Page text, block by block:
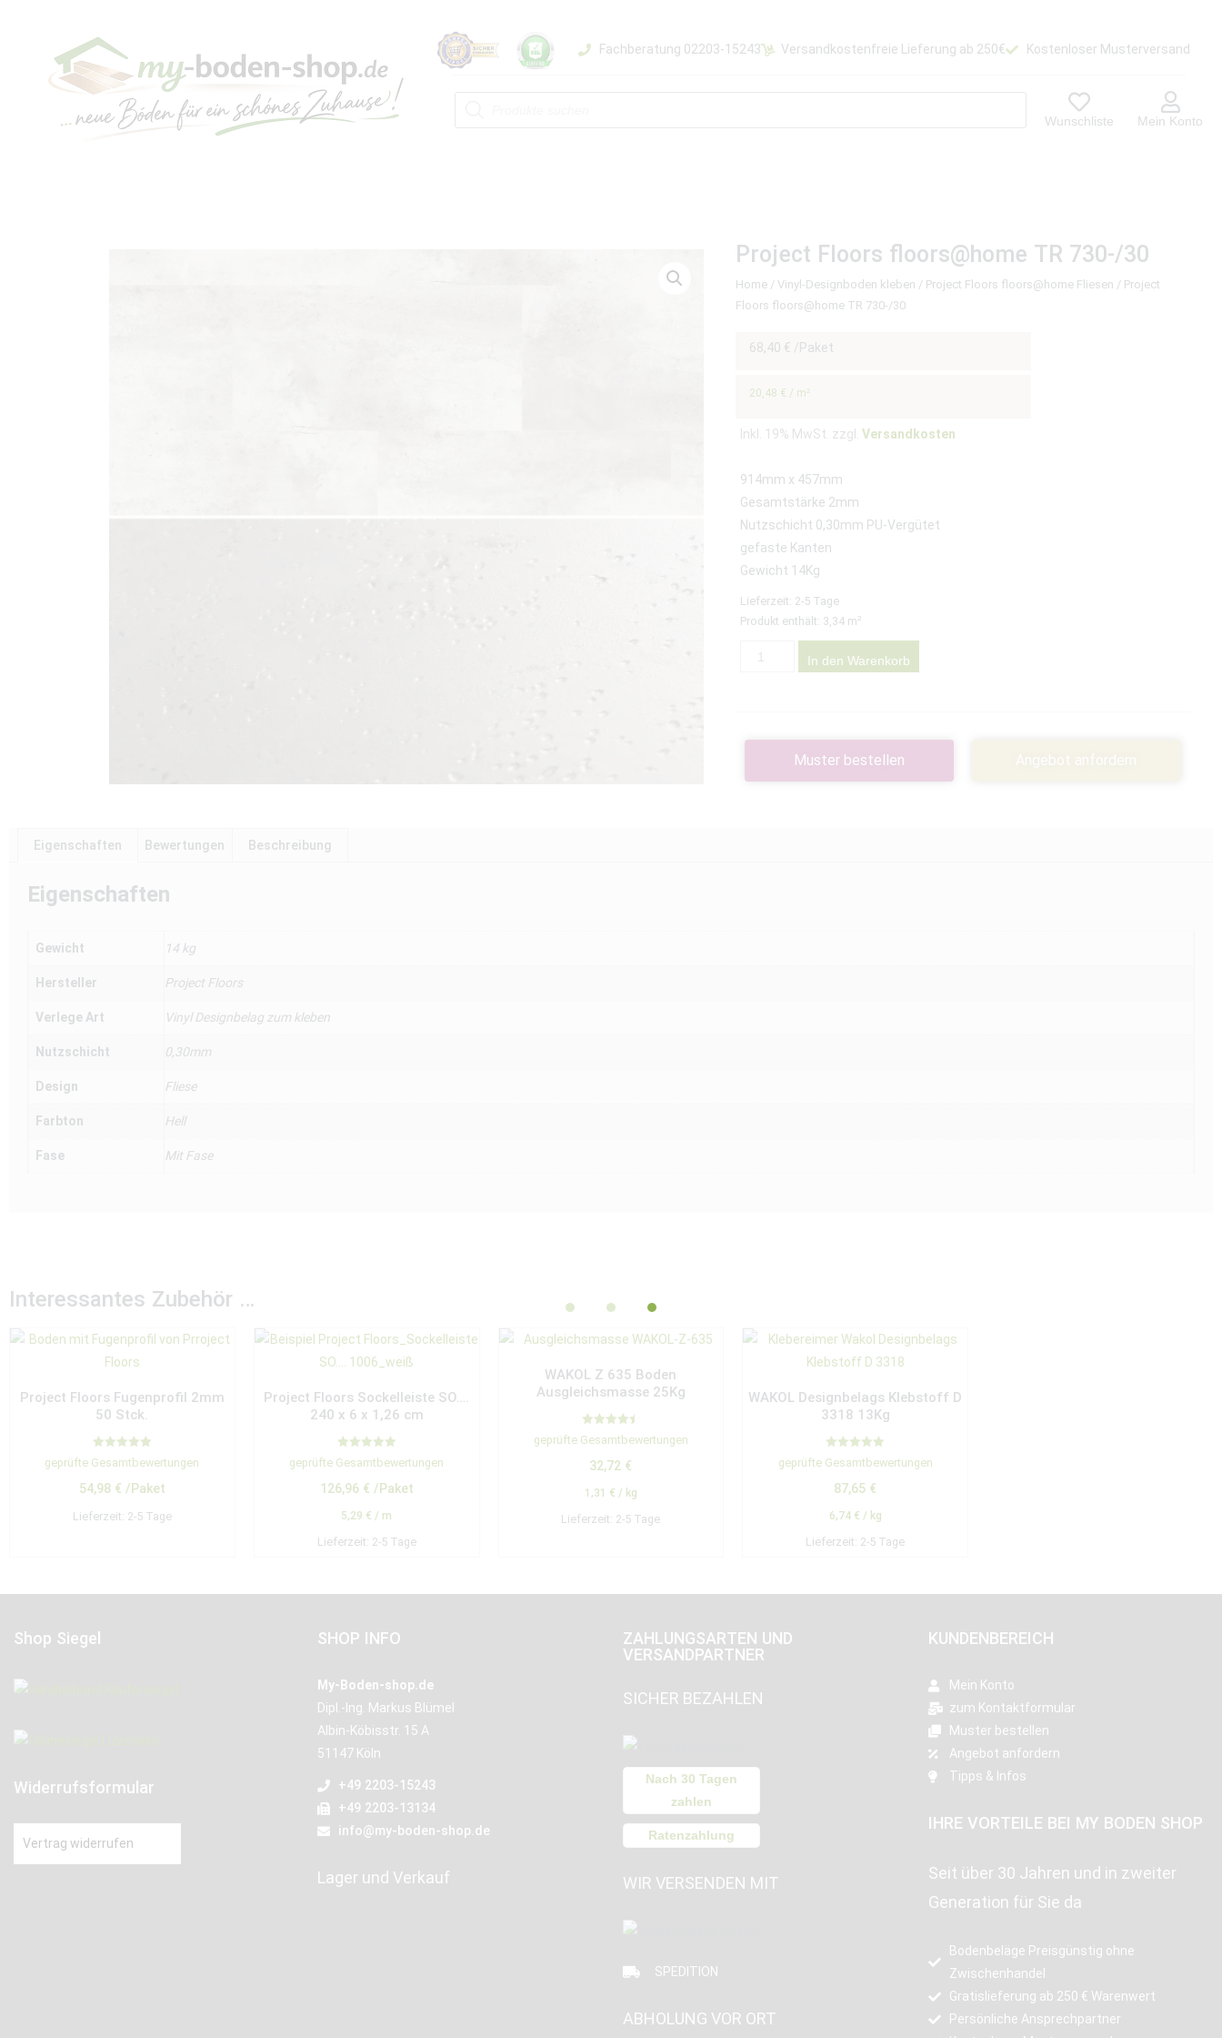
Fachberatung 02203-15243 Versandkostenfreie Lieferung ab 250€ Kostenloser Musterversand
Wunschliste Mein Konto
Project Floors floors@home TR 730-/30
Home / Vinyl-Designboden kleben / Project Floors floors@home Fliesen / Project
Floors floors@home TR 730-/30
68,40 € /Paket
20,48 € / m²
Inkl. 19% MwSt. zzgl.Versandkosten
914mm x 457mm
Gesamtstärke 2mm
Nutzschicht 0,30mm PU-Vergütet
gefaste Kanten
Gewicht 14Kg
Lieferzeit: 2-5 Tage
Produkt enthält: 3,34 m²
In den Warenkorb
Muster bestellen Angebot anfordern
Eigenschaften Bewertungen Beschreibung
Eigenschaften
Gewicht 14 kg
Hersteller Project Floors
Verlege Art Vinyl Designbelag zum kleben
Nutzschicht 0,30mm
Design Fliese
Farbton Hell
Fase Mit Fase
Interessantes Zubehör …
Project Floors Fugenprofil 2mm
50 Stck.
Bewertet mit
5.00
geprüfte Gesamtbewertungen
54,98 € /Paket
Lieferzeit: 2-5 Tage
Project Floors Sockelleiste SO….
240 x 6 x 1,26 cm
Bewertet mit
5.00
geprüfte Gesamtbewertungen
126,96 € /Paket
5,29 € / m
Lieferzeit: 2-5 Tage
WAKOL Z 635 Boden
Ausgleichsmasse 25Kg
Bewertet
mit
von 5
geprüfte Gesamtbewertungen
32,72 €
1,31 € / kg
Lieferzeit: 2-5 Tage
WAKOL Designbelags Klebstoff D
3318 13Kg
Bewertet mit
5.00
geprüfte Gesamtbewertungen
87,65 €
6,74 € / kg
Lieferzeit: 2-5 Tage
Shop Siegel
Widerrufsformular
Vertrag widerrufen
SHOP INFO
My-Boden-shop.de
Dipl.-Ing. Markus Blümel
Albin-Köbisstr. 15 A
51147 Köln
+49 2203-15243
+49 2203-13134
info@my-boden-shop.de
Lager und Verkauf
ZAHLUNGSARTEN UND
VERSANDPARTNER
SICHER BEZAHLEN
Nach 30 Tagen
zahlen
Ratenzahlung
WIR VERSENDEN MIT
SPEDITION
ABHOLUNG VOR ORT
KUNDENBEREICH
Mein Konto
zum Kontaktformular
Muster bestellen
Angebot anfordern
Tipps & Infos
IHRE VORTEILE BEI MY BODEN SHOP
Seit über 30 Jahren und in zweiter
Generation für Sie da
Bodenbeläge Preisgünstig ohne
Zwischenhandel
Gratislieferung ab 250 € Warenwert
Persönliche Ansprechpartner